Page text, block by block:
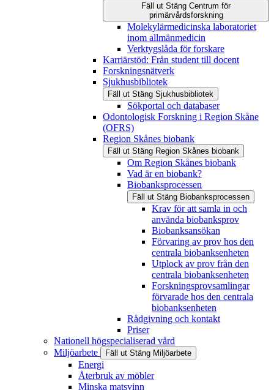
Fäll ut Stäng Centrum för
primärvårdsforskning
Molekylärmedicinska laboratoriet
inom allmänmedicin
Verktygslåda för forskare
Karriärstöd: Från student till docent
Forskningsnätverk
Sjukhusbibliotek
Fäll ut Stäng Sjukhusbibliotek
Sökportal och databaser
Odontologisk Forskning i Region Skåne
(OFRS)
Region Skånes biobank
Fäll ut Stäng Region Skånes biobank
Om Region Skånes biobank
Vad är en biobank?
Biobanksprocessen
Fäll ut Stäng Biobanksprocessen
Krav för att samla in och
använda biobanksprov
Biobanksansökan
Förvaring av prov hos den
centrala biobanksenheten
Utplock av prov från den
centrala biobanksenheten
Forskningsprovsamlingar
förvarade hos den centrala
biobanksenheten
Rådgivning och kontakt
Priser
Nationell högspecialiserad vård
Miljöarbete
Fäll ut Stäng Miljöarbete
Energi
Återbruk av möbler
Minska matsvinn